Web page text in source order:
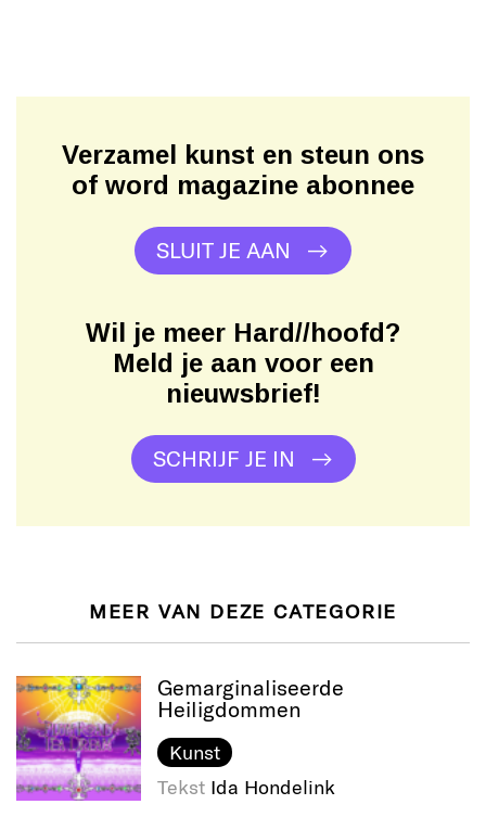
Verzamel kunst en steun ons
of word magazine abonnee
SLUIT JE AAN
Wil je meer Hard//hoofd?
Meld je aan voor een
nieuwsbrief!
SCHRIJF JE IN
MEER VAN DEZE CATEGORIE
Gemarginaliseerde
Heiligdommen
Kunst
Tekst Ida Hondelink